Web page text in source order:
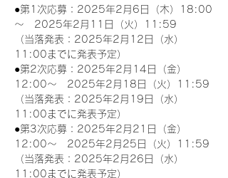
●第1次応募：2025年2月6日（木）18:00
～　2025年2月11日（火）11:59
（当落発表：2025年2月12日（水）
11:00までに発表予定）
●第2次応募：2025年2月14日（金）
12:00～　2025年2月18日（火）11:59
（当落発表：2025年2月19日（水）
11:00までに発表予定）
●第3次応募：2025年2月21日（金）
12:00～　2025年2月25日（火）11:59
（当落発表：2025年2月26日（水）
11:00までに発表予定）